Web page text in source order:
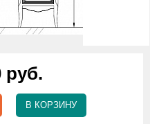
руб.
В КОРЗИНУ